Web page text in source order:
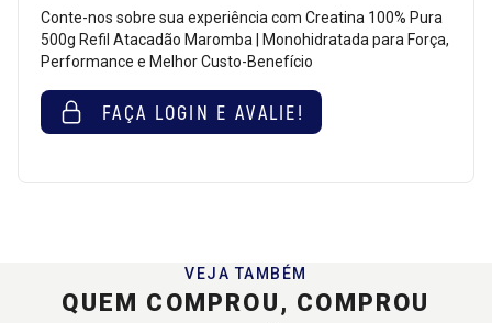
Conte-nos sobre sua experiência com Creatina 100% Pura
500g Refil Atacadão Maromba | Monohidratada para Força,
Performance e Melhor Custo-Benefício
FAÇA LOGIN E AVALIE!
VEJA TAMBÉM
QUEM COMPROU, COMPROU